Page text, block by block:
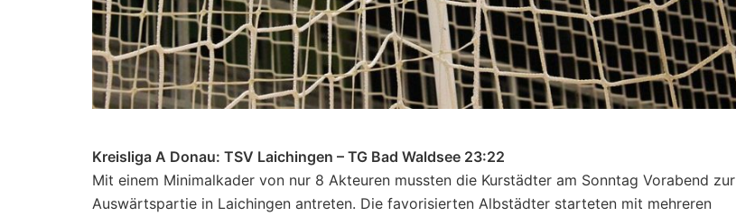
Kreisliga A Donau: TSV Laichingen – TG Bad Waldsee 23:22
Mit einem Minimalkader von nur 8 Akteuren mussten die Kurstädter am Sonntag Vorabend zur
Auswärtspartie in Laichingen antreten. Die favorisierten Albstädter starteten mit mehreren